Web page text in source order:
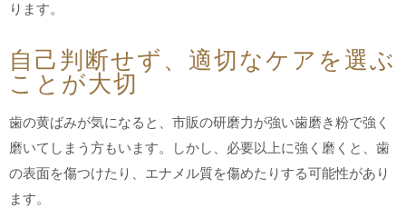
ります。
自己判断せず、適切なケアを選ぶ
ことが大切
歯の黄ばみが気になると、市販の研磨力が強い歯磨き粉で強く
磨いてしまう方もいます。しかし、必要以上に強く磨くと、歯
の表面を傷つけたり、エナメル質を傷めたりする可能性があり
ます。